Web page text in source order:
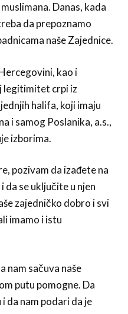
Danas, kada
da prepoznamo
naše Zajednice.
kao i
legitimitet crpi iz
halifa, koji imaju
i samog Poslanika, a.s.,
izborima.
pozivam da izađete na
da se uključite u njen
zajedničko dobro i svi
imamo i istu
nam sačuva naše
putu pomogne. Da
da nam podari da je